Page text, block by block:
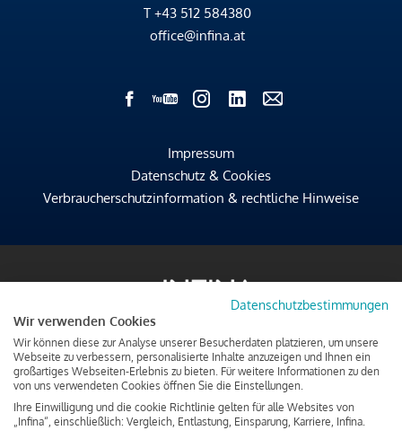
T +43 512 584380
office@infina.at
Impressum
Datenschutz & Cookies
Verbraucherschutzinformation & rechtliche Hinweise
Datenschutzbestimmungen
Wir verwenden Cookies
Wir können diese zur Analyse unserer Besucherdaten platzieren, um unsere
Webseite zu verbessern, personalisierte Inhalte anzuzeigen und Ihnen ein
großartiges Webseiten-Erlebnis zu bieten. Für weitere Informationen zu den
von uns verwendeten Cookies öffnen Sie die Einstellungen.
Ihre Einwilligung und die cookie Richtlinie gelten für alle Websites von
„Infina“, einschließlich: Vergleich, Entlastung, Einsparung, Karriere, Infina.